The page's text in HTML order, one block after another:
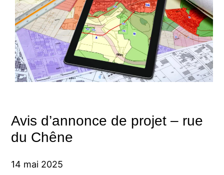
Avis d’annonce de projet – rue
du Chêne
14 mai 2025